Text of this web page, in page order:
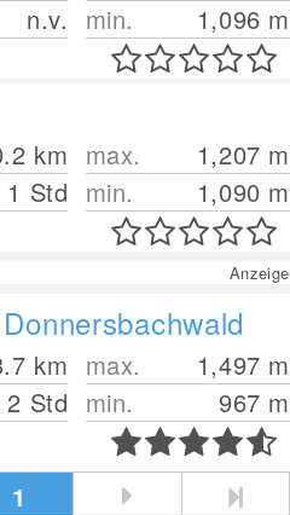
n.v.
min.
1,096 m
km
1 Std
max. 1,207 m
min.
1,090 m
Anzeige
km
2 Std
max. 1,497 m
min.
967 m
1